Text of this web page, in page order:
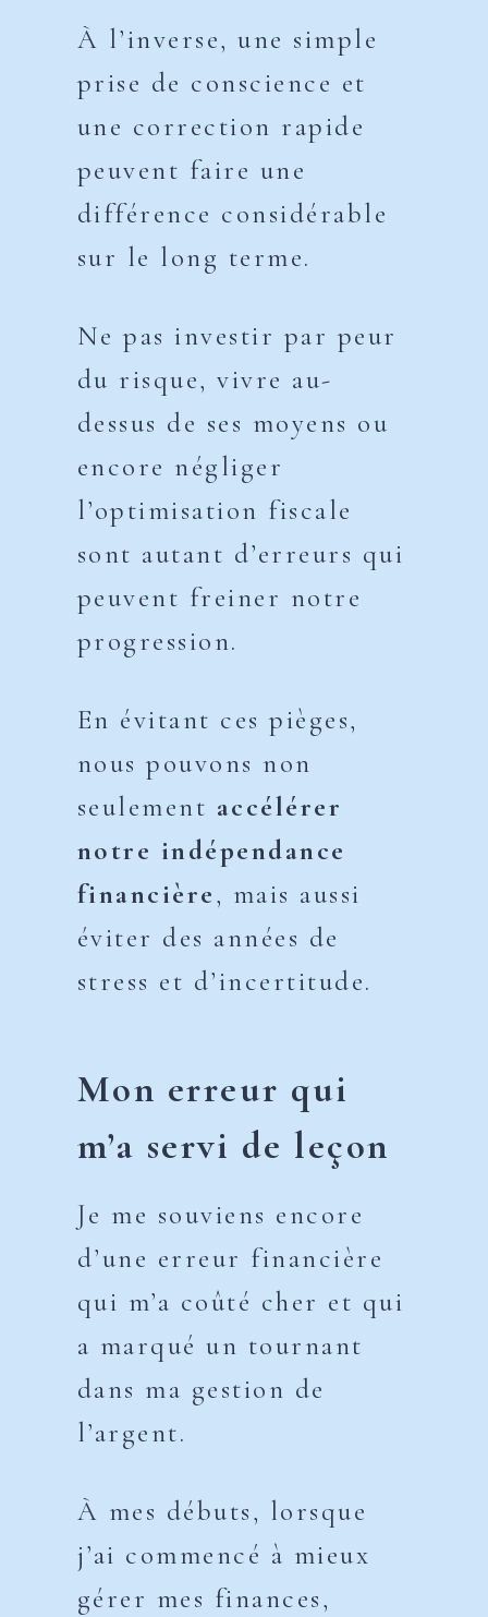
À l’inverse, une simple
prise de conscience et
une correction rapide
peuvent faire une
différence considérable
sur le long terme.
Ne pas investir par peur
du risque, vivre au-
dessus de ses moyens ou
encore négliger
l’optimisation fiscale
sont autant d’erreurs qui
peuvent freiner notre
progression.
En évitant ces pièges,
nous pouvons non
seulement accélérer
notre indépendance
financière, mais aussi
éviter des années de
stress et d’incertitude.
Mon erreur qui
m’a servi de leçon
Je me souviens encore
d’une erreur financière
qui m’a coûté cher et qui
a marqué un tournant
dans ma gestion de
l’argent.
À mes débuts, lorsque
j’ai commencé à mieux
gérer mes finances,